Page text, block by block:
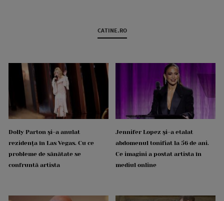
CATINE.RO
Dolly Parton și-a anulat
rezidența în Las Vegas. Cu ce
probleme de sănătate se
confruntă artista
Jennifer Lopez și-a etalat
abdomenul tonifiat la 56 de ani.
Ce imagini a postat artista în
mediul online